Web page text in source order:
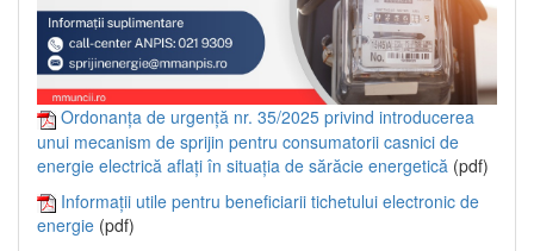
Ordonanța de urgență nr. 35/2025 privind introducerea
unui mecanism de sprijin pentru consumatorii casnici de
energie electrică aflați în situația de sărăcie energetică (pdf)
Informații utile pentru beneficiarii tichetului electronic de
energie (pdf)